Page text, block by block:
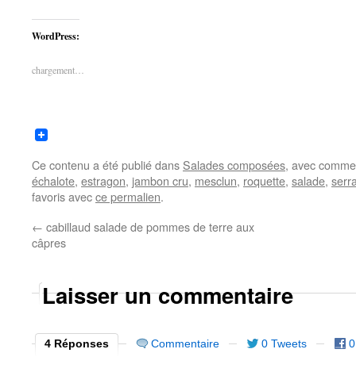
WordPress:
chargement…
Ce contenu a été publié dans Salades composées, avec
échalote, estragon, jambon cru, mesclun, roquette, salade,
favoris avecce permalien.
← cabillaud salade de pommes de terre aux
câpres
Laisser un commentaire
4 Réponses Commentaire 0 Tweets